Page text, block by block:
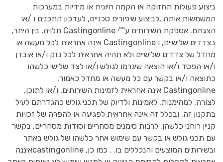
ביצוע פעולות תחזוקה או הקמה חיונית או מידיות במערכות
המשמשות אותה ,לביצוע שיפורים טכניים, לעדכון התכנים ו /או
הצגתם. אספקת השירותים ע""י Castingonline תלויה, בין היתר,
בצדדים שלישיים, ו Castingonline אינה אחראית לכל מעשה או
מחדל של צדדים שלישיים ולא תהיה אחראית לכל נזק ו/או אובדן
ו/או הפסד ו/או הוצאה שיגרמו לגולש ו/או לצד שלישי כלשהו
כתוצאה ו/או בקשר עם כל מעשה או מחדל כאמור.
Castingonline אינה אחראית לזמינות השירותים, ו/או לתוכן,
לצורה, למהימנות, לאמינות ולדיוק של תכני גולש כהגדרתם לעיל
בתקנון זה, ובכלל זה אינה אחראית לפגיעה או להפרה של זכויות
קניין רוחני כלשהן, לרבות סימנים מסחריים וסודות מסחריים, בקשר
עם תכני גולש או בקשר עם שימוש אחר כלשהו של גולש באתר
ובשירותים המוצעים והנכללים בו. . כמו כן, castingonlineאיננה